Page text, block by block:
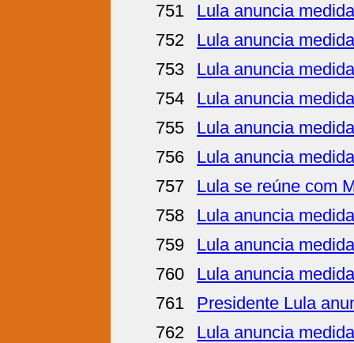
751
Lula anuncia
752
Lula anuncia
753
Lula anuncia
754
Lula anuncia
755
Lula anuncia
756
Lula anuncia
757
Lula se reúne com
758
Lula anuncia
759
Lula anuncia
760
Lula anuncia
761
Presidente Lula
762
Lula anuncia